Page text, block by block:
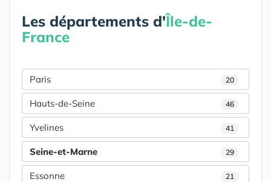
Les départements d'Île-de-
France
Paris 20
Hauts-de-Seine 46
Yvelines 41
Seine-et-Marne 29
Essonne 21